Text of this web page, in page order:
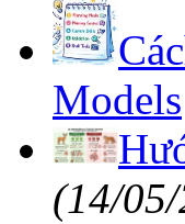
Models
(14/